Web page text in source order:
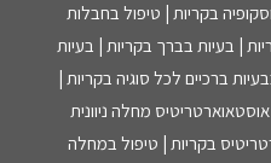
בקריות | טיפול בחבלות
| בעיות בברך בקריות | בעיות
ברכיים לכל סוגיה בקריות |
מחלה ניוונית
בקריות | טיפול במחלה